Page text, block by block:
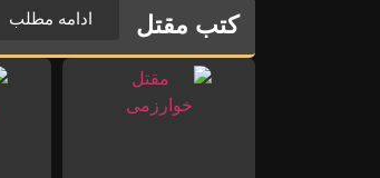
کتب مقتل ادامه مطلب